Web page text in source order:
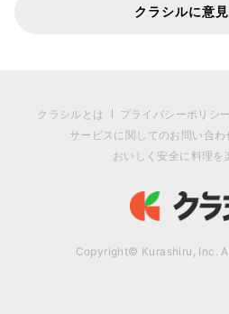
クラシルに意
クラシルとは プライバシーポリシー
サービスに関してのお問い合わ
おいしく安全に料理を
Copyright© Kurashiru, Inc.